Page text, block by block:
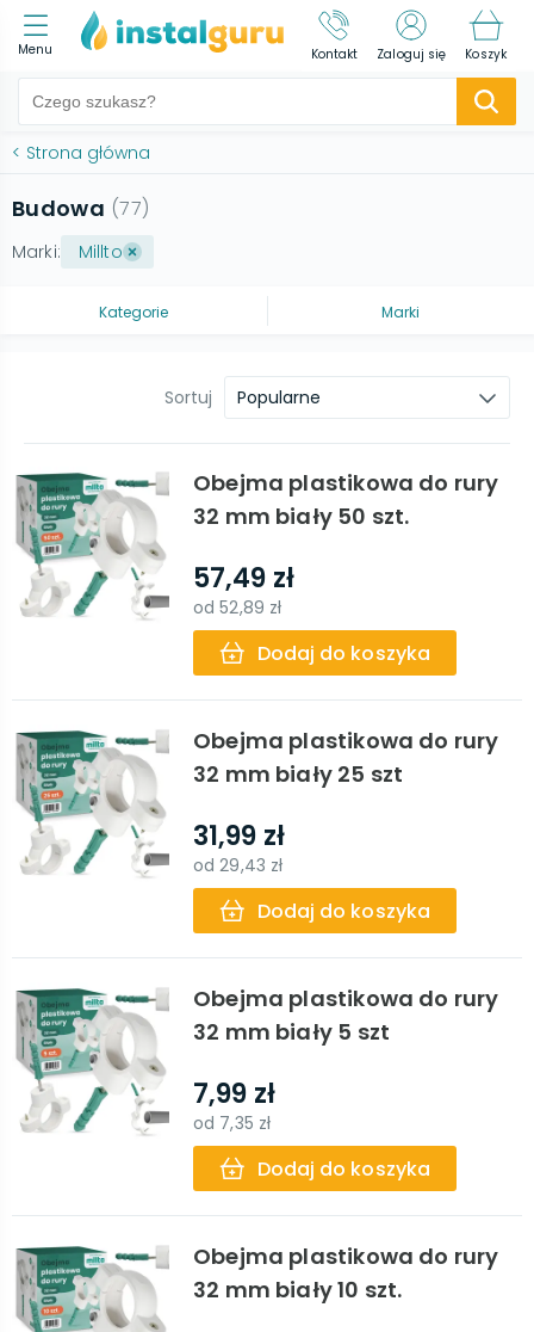
Menu Kontakt Zaloguj się Koszyk
< Strona główna
Budowa (77)
Marki: Millto
Kategorie Marki
Sortuj Popularne
Obejma plastikowa do rury
32 mm biały 50 szt.
57,49 zł
od52,89 zł
Dodaj do koszyka
Obejma plastikowa do rury
32 mm biały 25 szt
31,99 zł
od29,43 zł
Dodaj do koszyka
Obejma plastikowa do rury
32 mm biały 5 szt
7,99 zł
od 7,35 zł
Dodaj do koszyka
Obejma plastikowa do rury
32 mm biały 10 szt.